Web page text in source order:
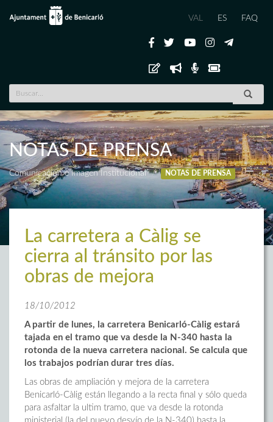
VAL ES FAQ
NOTAS DE PRENSA
Comunicación e Imagen Institucional NOTAS DE PRENSA
La carretera a Càlig se
cierra al tránsito por las
obras de mejora
18/10/2012
A partir de lunes, la carretera Benicarló-Càlig estará
tajada en el tramo que va desde la N-340 hasta la
rotonda de la nueva carretera nacional. Se calcula que
los trabajos podrían durar tres días.
Las obras de ampliación y mejora de la carretera
Benicarló-Càlig están llegando a la recta final y sólo queda
para asfaltar la ultim tramo, que va desde la rotonda